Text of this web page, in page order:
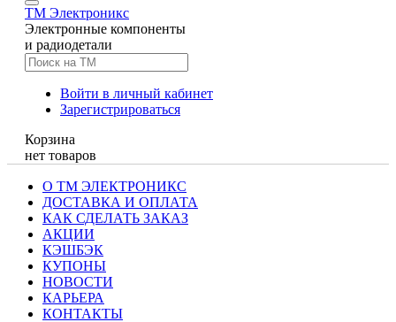
TM Электроникс
Электронные компоненты
и радиодетали
Войти в личный кабинет
Зарегистрироваться
Корзина
нет товаров
О ТМ ЭЛЕКТРОНИКС
ДОСТАВКА И ОПЛАТА
КАК СДЕЛАТЬ ЗАКАЗ
АКЦИИ
КЭШБЭК
КУПОНЫ
НОВОСТИ
КАРЬЕРА
КОНТАКТЫ